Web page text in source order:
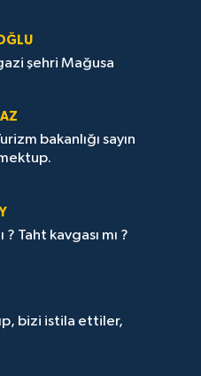
şehri Mağusa
bakanlığı sayın
? Taht kavgası mı ?
bizi istila ettiler,